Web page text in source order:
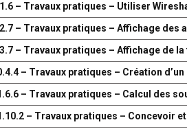
– Travaux pratiques – Utiliser
– Travaux pratiques – Affichage des
– Travaux pratiques – Affichage de
– Travaux pratiques – Création
– Travaux pratiques – Calcul des
– Travaux pratiques – Concevoir